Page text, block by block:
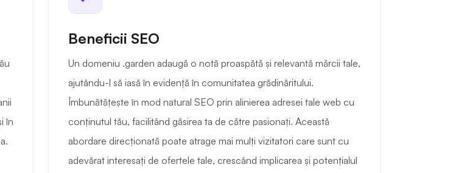
în
Beneficii SEO
Un domeniu .garden adaugă o notă proaspătă și relevantă mărcii tale,
ajutându-l să iasă în evidență în comunitatea grădinăritului.
Îmbunătățește în mod natural SEO prin alinierea adresei tale web cu
conținutul tău, facilitând găsirea ta de către pasionați. Această
abordare direcționată poate atrage mai mulți vizitatori care sunt cu
adevărat interesați de ofertele tale, crescând implicarea și potențialul